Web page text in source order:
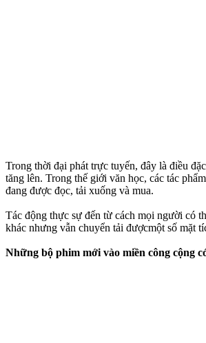
Trong thời đại phát trực tuyến, đây là điều
tăng lên. Trong thế giới văn học, các tác
đang được đọc, tải xuống và mua.
Tác động thực sự đến từ cách mọi người có
khác nhưng vẫn chuyển tải đượcmột số mặt
Những bộ phim mới vào miền công cộng